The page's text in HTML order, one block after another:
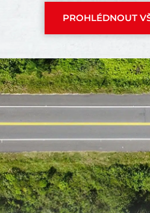
PROHLÉDNOUT